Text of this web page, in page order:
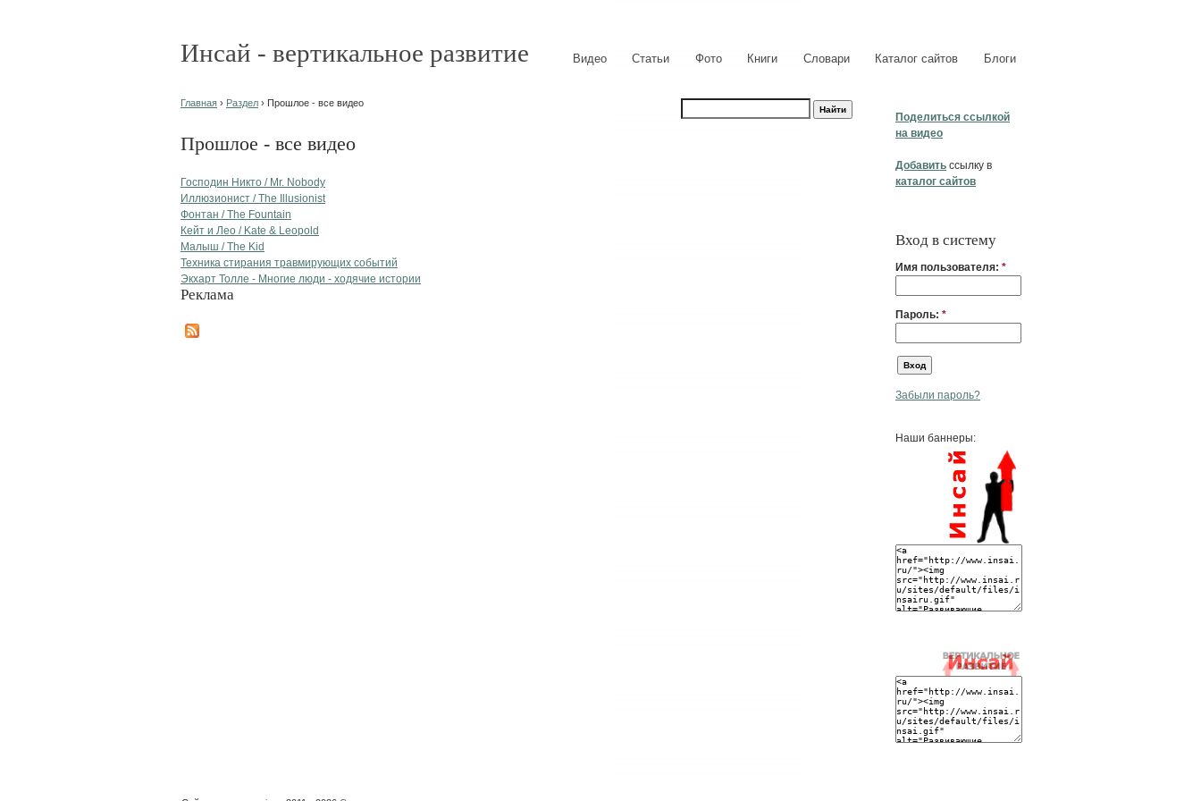
Инсай - вертикальное развитие Видео Статьи Фото Книги Словари Каталог сайтов Блоги
Поделиться ссылкой
на видео
Добавить ссылку в
каталог сайтов
Вход в систему
Имя пользователя: *
Пароль: *
Забыли пароль?
Наши баннеры:
Главная › Раздел › Прошлое - все видео
Прошлое - все видео
Господин Никто / Mr. Nobody
Иллюзионист / The Illusionist
Фонтан / The Fountain
Кейт и Лео / Kate & Leopold
Малыш / The Kid
Техника стирания травмирующих событий
Экхарт Толле - Многие люди - ходячие истории
Реклама